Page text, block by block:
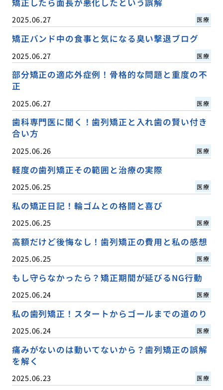
矯正したら面長が悪化したという誤解
2025.06.27 医療
矯正バンド中の食事と気になる臭い撃退ブログ
2025.06.27 医療
部分矯正の適応外症例！骨格的な問題と重度の不
正
2025.06.27 医療
歯科専門医に聞く！歯列矯正と入れ歯の賢い付き
合い方
2025.06.26 医療
軽度の歯列矯正その範囲と治療の実際
2025.06.25 医療
私の矯正日記！輪ゴムとの格闘と喜び
2025.06.25 医療
高額だけど後悔なし！歯列矯正の費用と私の感想
2025.06.25 医療
もし守らなかったら？矯正期間が延びるNG行動
2025.06.24 医療
私の歯列矯正！スタートからゴールまでの道のり
2025.06.24 医療
痛みがないのは動いてないから？歯列矯正の誤解
を解く
2025.06.23 医療